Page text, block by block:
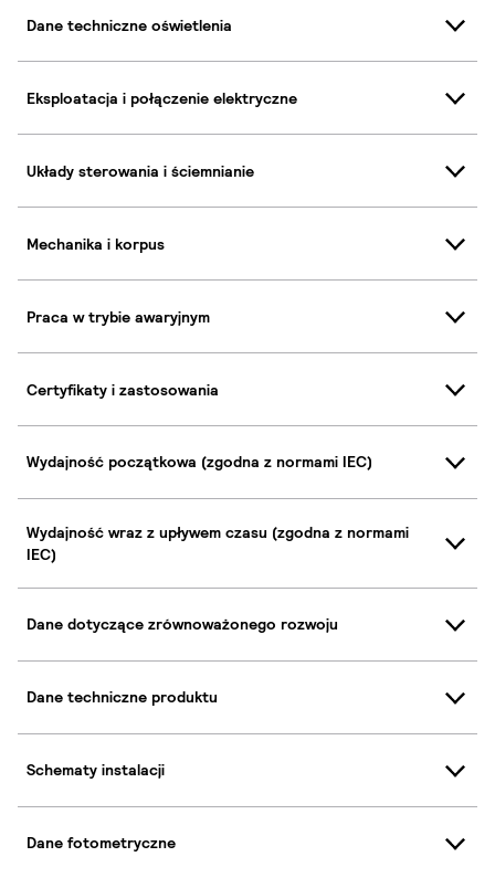
Dane techniczne oświetlenia
Eksploatacja i połączenie elektryczne
Układy sterowania i ściemnianie
Mechanika i korpus
Praca w trybie awaryjnym
Certyfikaty i zastosowania
Wydajność początkowa (zgodna z normami IEC)
Wydajność wraz z upływem czasu (zgodna z normami
IEC)
Dane dotyczące zrównoważonego rozwoju
Dane techniczne produktu
Schematy instalacji
Dane fotometryczne